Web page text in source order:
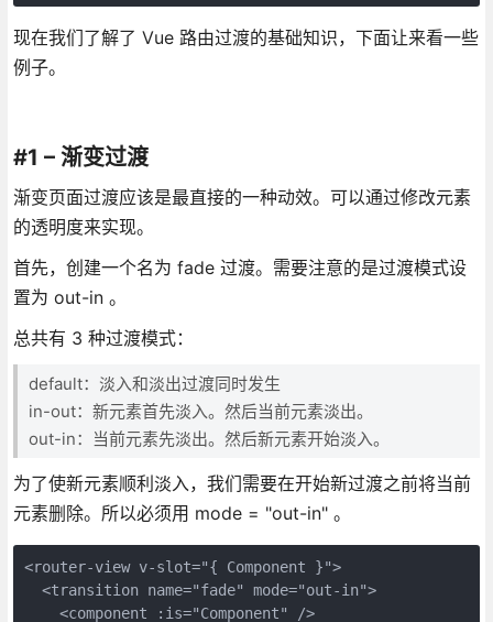
现在我们了解了 Vue 路由过渡的基础知识，下面让来看一些
例子。
#1 – 渐变过渡
渐变页面过渡应该是最直接的一种动效。可以通过修改元素
的透明度来实现。
首先，创建一个名为 fade 过渡。需要注意的是过渡模式设
置为 out-in 。
总共有 3 种过渡模式：
default：淡入和淡出过渡同时发生
in-out：新元素首先淡入。然后当前元素淡出。
out-in：当前元素先淡出。然后新元素开始淡入。
为了使新元素顺利淡入，我们需要在开始新过渡之前将当前
元素删除。所以必须用 mode = "out-in" 。
<router-view v-slot="{ Component }">
  <transition name="fade" mode="out-in">
    <component :is="Component" />